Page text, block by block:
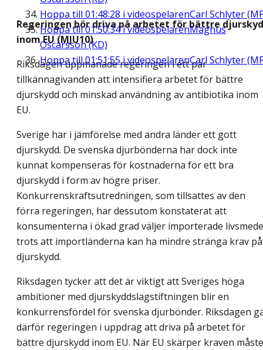
Hoppa till 01:48:28 i videospelarenCarl Schlyter
Hoppa till01:50:34i videospelarenMagnus
Oscarsson (KD)
Hoppa till01:51:55i videospelarenCarl Schlyter
Regeringen bör driva på arbetet för bättre
inom EU (MJU10)
Riksdagen uppmanade regeringen i ett par
tillkännagivanden att intensifiera arbetet för bättre
djurskydd och minskad användning av antibiotika inom
EU.
Sverige har i jämförelse med andra länder ett gott
djurskydd. De svenska djurbönderna har dock inte
kunnat kompenseras för kostnaderna för ett bra
djurskydd i form av högre priser.
Konkurrenskraftsutredningen, som tillsattes av den
förra regeringen, har dessutom konstaterat att
konsumenterna i ökad grad väljer importerade
trots att importländerna kan ha mindre stränga krav på
djurskydd.
Riksdagen tycker att det är viktigt att Sveriges höga
ambitioner med djurskyddslagstiftningen blir en
konkurrensfördel för svenska djurbönder. Riksdagen
därför regeringen i uppdrag att driva på arbetet för
bättre djurskydd inom EU. När EU skärper kraven måste